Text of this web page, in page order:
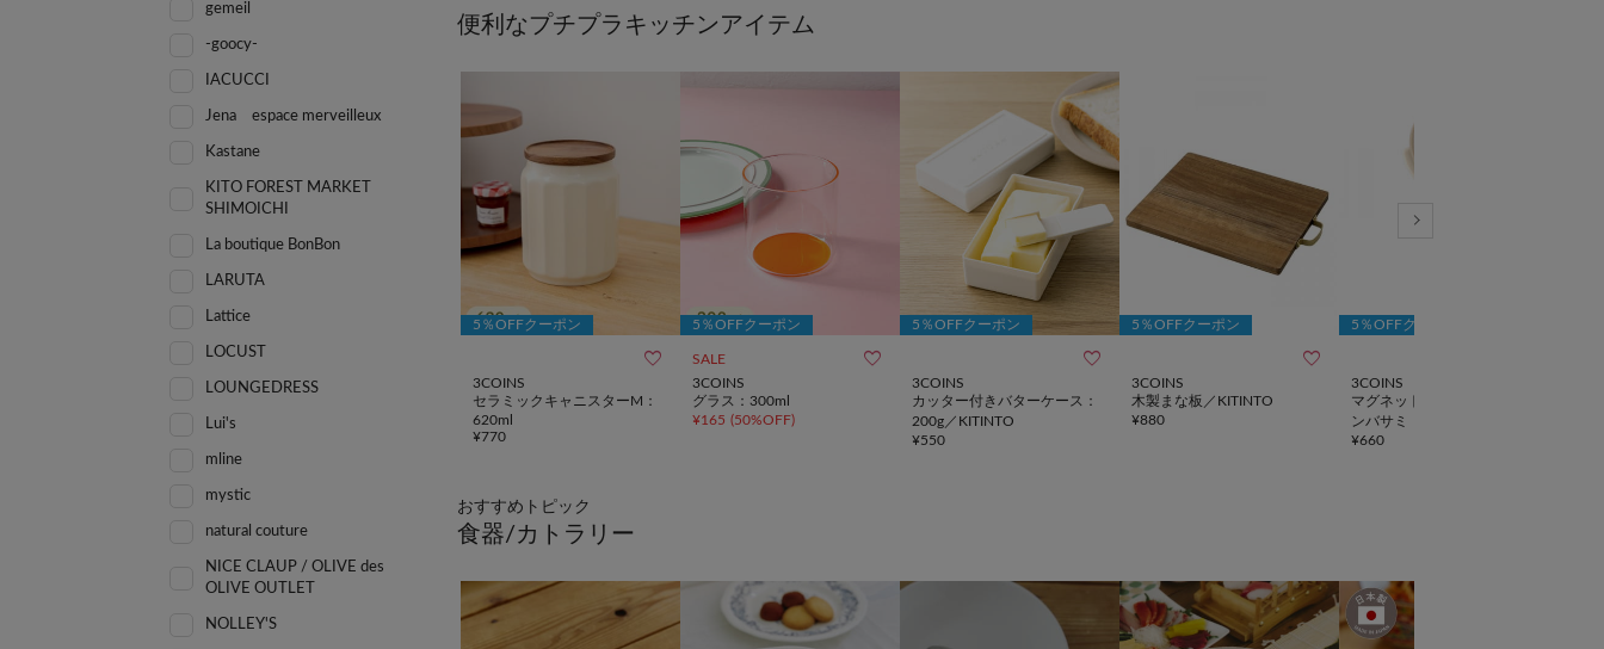
便利なプチプラキッチンアイテム
5％OFFクーポン

3COINS
セラミックキャニスターM：
620ml
¥770
5％OFFクーポン
SALE 
3COINS
グラス：300ml
¥165 (50%OFF)
5％OFFクーポン

3COINS
カッター付きバターケース：
200g／KITINTO
¥550
5％OFFクーポン

3COINS
木製まな板／KITINTO
¥880
5％OFFクーポン
3COINS
マグネットケース付きキッチ
ンバサミ
¥660
おすすめトピック
食器/カトラリー
gemeil
-goocy-
IACUCCI
Jena espace merveilleux
Kastane
KITO FOREST MARKET
SHIMOICHI
La boutique BonBon
LARUTA
Lattice
LOCUST
LOUNGEDRESS
Lui's
mline
mystic
natural couture
NICE CLAUP / OLIVE des
OLIVE OUTLET
NOLLEY'S